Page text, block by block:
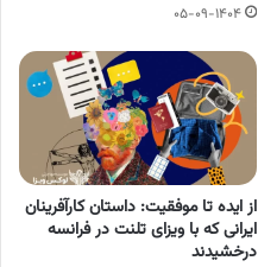
۰۵-۰۹-۱۴۰۴
از ایده تا موفقیت: داستان کارآفرینان
ایرانی که با ویزای تلنت در فرانسه
درخشیدند